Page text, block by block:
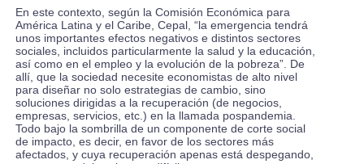
En este contexto, según la Comisión Económica para
América Latina y el Caribe, Cepal, “la emergencia tendrá
unos importantes efectos negativos e distintos sectores
sociales, incluidos particularmente la salud y la educación,
así como en el empleo y la evolución de la pobreza”. De
allí, que la sociedad necesite economistas de alto nivel
para diseñar no solo estrategias de cambio, sino
soluciones dirigidas a la recuperación (de negocios,
empresas, servicios, etc.) en la llamada pospandemia.
Todo bajo la sombrilla de un componente de corte social
de impacto, es decir, en favor de los sectores más
afectados, y cuya recuperación apenas está despegando,